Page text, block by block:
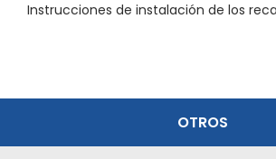
Instrucciones de instalación de los
OTROS